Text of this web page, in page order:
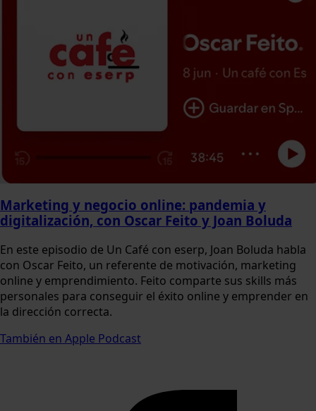
Marketing y negocio online: pandemia y
digitalización, con Oscar Feito y Joan Boluda
En este episodio de Un Café con eserp, Joan Boluda habla
con Oscar Feito, un referente de motivación, marketing
online y emprendimiento. Feito comparte sus skills más
personales para conseguir el éxito online y emprender en
la dirección correcta.
También en Apple Podcast